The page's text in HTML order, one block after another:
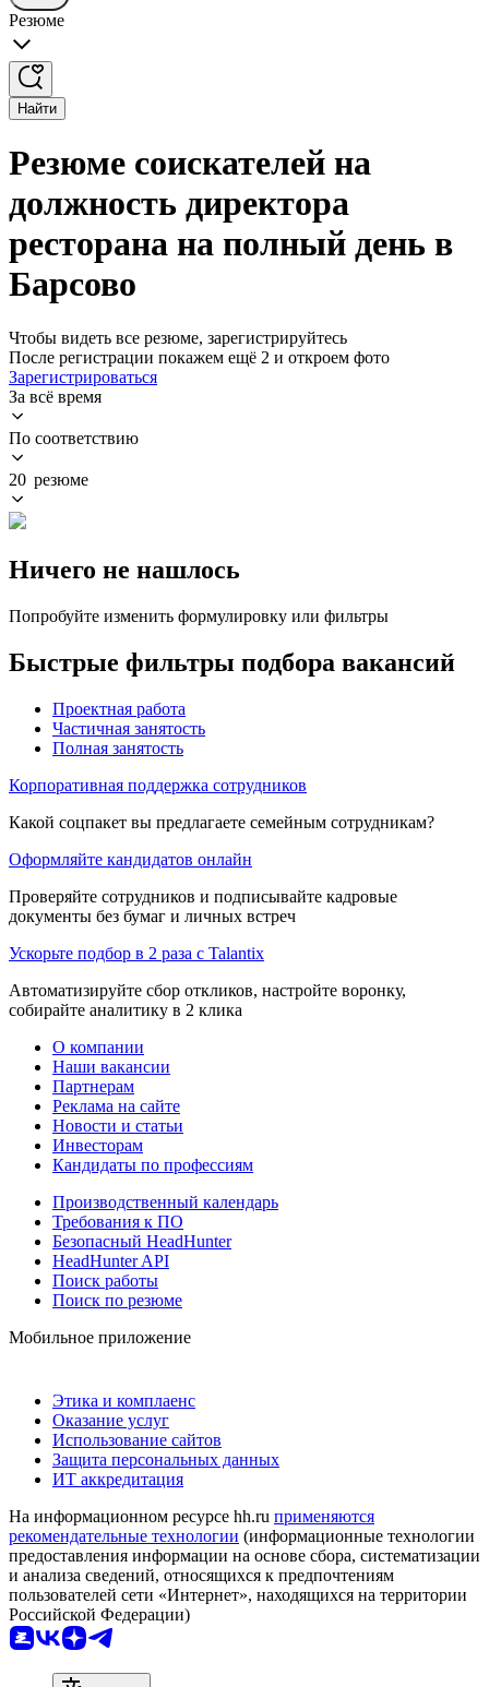
Резюме
Найти
Резюме соискателей на
должность директора
ресторана на полный день в
Барсово
Чтобы видеть все резюме, зарегистрируйтесь
После регистрации покажем ещё 2 и откроем фото
Зарегистрироваться
За всё время
По соответствию
20 резюме
Ничего не нашлось
Попробуйте изменить формулировку или фильтры
Быстрые фильтры подбора вакансий
Проектная работа
Частичная занятость
Полная занятость
Корпоративная поддержка сотрудников
Какой соцпакет вы предлагаете семейным сотрудникам?
Оформляйте кандидатов онлайн
Проверяйте сотрудников и подписывайте кадровые
документы без бумаг и личных встреч
Ускорьте подбор в 2 раза с Talantix
Автоматизируйте сбор откликов, настройте воронку,
собирайте аналитику в 2 клика
О компании
Наши вакансии
Партнерам
Реклама на сайте
Новости и статьи
Инвесторам
Кандидаты по профессиям
Производственный календарь
Требования к ПО
Безопасный HeadHunter
HeadHunter API
Поиск работы
Поиск по резюме
Мобильное приложение
Этика и комплаенс
Оказание услуг
Использование сайтов
Защита персональных данных
ИТ аккредитация
На информационном ресурсе hh.ru применяются
рекомендательные технологии (информационные технологии
предоставления информации на основе сбора, систематизации
и анализа сведений, относящихся к предпочтениям
пользователей сети «Интернет», находящихся на территории
Российской Федерации)